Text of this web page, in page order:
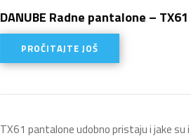
DANUBE Radne pantalone – TX61
PROČITAJTE JOŠ
TX61 pantalone udobno pristaju i jake su